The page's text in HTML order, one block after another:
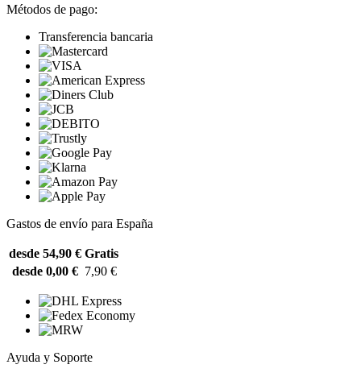
Métodos de pago:
Transferencia bancaria
Gastos de envío para España
desde 54,90 € Gratis
desde 0,00 € 7,90 €
Ayuda y Soporte